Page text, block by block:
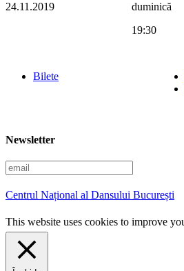
24.11.2019
duminică
19:30
Bilete
Newsletter
E
m
a
i
l
Centrul Național al Dansului București
This website uses cookies to improve